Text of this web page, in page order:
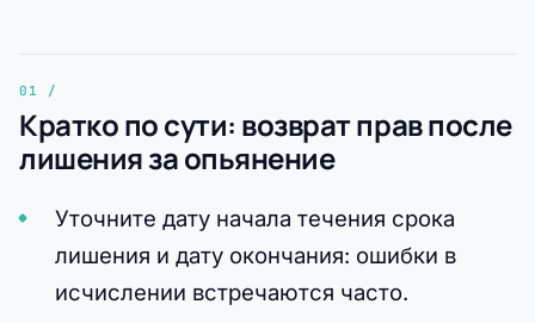
Кратко по сути: возврат прав после
лишения за опьянение
Уточните дату начала течения срока
лишения и дату окончания: ошибки в
исчислении встречаются часто.